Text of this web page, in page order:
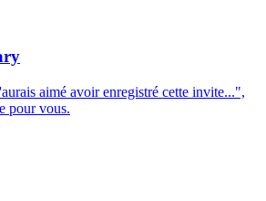
aimé avoir enregistré cette invite...",
pour vous.